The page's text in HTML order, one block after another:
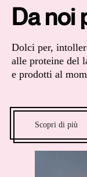
Da noi
Dolci per,
alle proteine del
e prodotti al
Scopri di più